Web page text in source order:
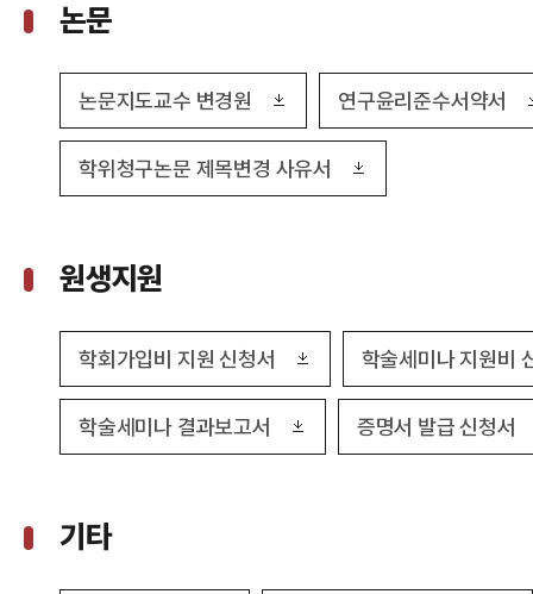
논문
논문지도교수 변경원 연구윤리준수서약서
학위청구논문 제목변경 사유서
원생지원
학회가입비 지원 신청서 학술세미나 지원비
학술세미나 결과보고서 증명서 발급 신청서
기타